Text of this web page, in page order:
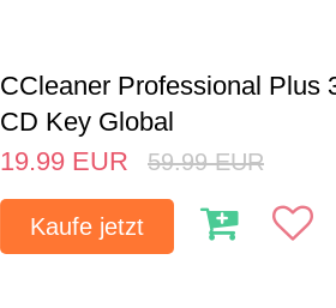
CCleaner Professional Plus
CD Key Global
19.99 EUR 59.99 EUR
Kaufe jetzt